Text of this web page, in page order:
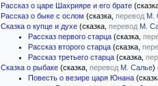
Рассказ о царе Шахрияре и его брате
Рассказ о быке с ослом (сказка, перевод М.
Сказка о купце и духе (сказка, перевод М.
Рассказ первого старца (сказка,
Рассказ второго старца (сказка,
Рассказ третьего старца (сказка,
Сказка о рыбаке (сказка, перевод М. Салье)
Повесть о везире царя Юнана